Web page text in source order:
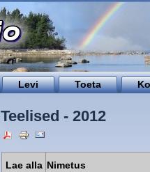
Levi Toeta
Teelised - 2012
Lae alla Nimetus